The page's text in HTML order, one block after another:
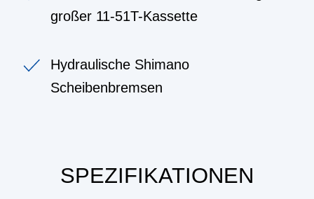
großer 11-51T-Kassette
Hydraulische Shimano
Scheibenbremsen
SPEZIFIKATIONEN